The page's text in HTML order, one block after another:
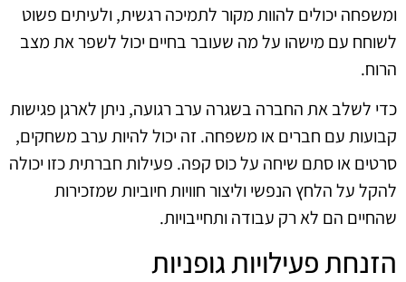
ומשפחה יכולים להוות מקור לתמיכה רגשית, ולעיתים פשוט
לשוחח עם מישהו על מה שעובר בחיים יכול לשפר את מצב
הרוח.
כדי לשלב את החברה בשגרה ערב רגועה, ניתן לארגן פגישות
קבועות עם חברים או משפחה. זה יכול להיות ערב משחקים,
סרטים או סתם שיחה על כוס קפה. פעילות חברתית כזו יכולה
להקל על הלחץ הנפשי וליצור חוויות חיוביות שמזכירות
שהחיים הם לא רק עבודה ותחייבויות.
הזנחת פעילויות גופניות